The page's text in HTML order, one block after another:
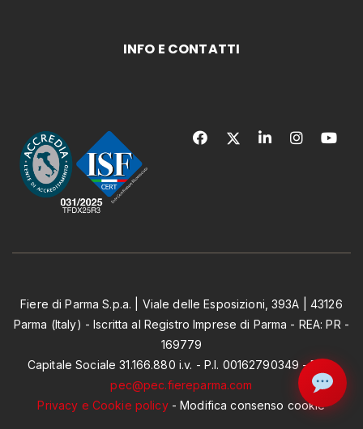
INFO E CONTATTI
Fiere di Parma S.p.a. | Viale delle Esposizioni, 393A | 43126
Parma (Italy) - Iscritta al Registro Imprese di Parma - REA: PR -
169779
Capitale Sociale 31.166.880 i.v. - P.I. 00162790349 - PEC:
pec@pec.fiereparma.com
Privacy e Cookie policy-Modifica consenso cookie